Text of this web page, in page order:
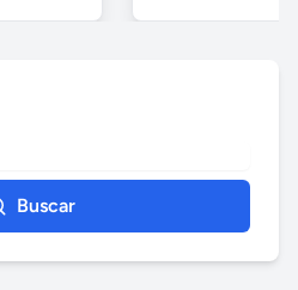
Buscar